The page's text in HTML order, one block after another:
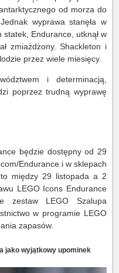
od morza do
wyprawa stanęła w
Endurance, utknął w
zmiażdżony. Shackleton i
przez wiele miesięcy.
i determinacją,
poprzez trudną wyprawę
będzie dostępny od 29
Endurance i w sklepach
między 29 listopada a 2
LEGO Icons Endurance
zestaw LEGO Szalupa
w programie LEGO
zapasów.
jako wyjątkowy upominek